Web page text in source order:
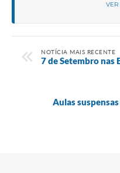
NOTÍCIA MAIS RECENTE
7 de Setembro nas
Aulas suspensas